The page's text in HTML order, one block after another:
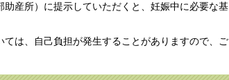
産所）に提示していただくと、妊娠中に必要な基
は、自己負担が発生することがありますので、ご